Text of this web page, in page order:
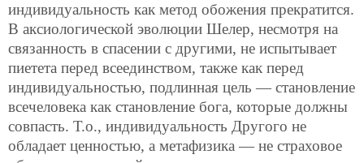
индивидуальность как метод обожения прекратится.
В аксиологической эволюции Шелер, несмотря на
связанность в спасении с другими, не испытывает
пиетета перед всеединством, также как перед
индивидуальностью, подлинная цель — становление
всечеловека как становление бога, которые должны
совпасть. Т.о., индивидуальность Другого не
обладает ценностью, а метафизика — не страховое